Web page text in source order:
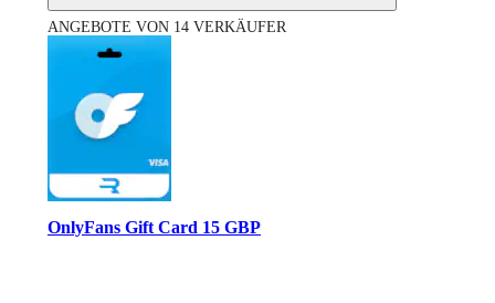
ANGEBOTE VON 14 VERKÄUFER
OnlyFans Gift Card 15 GBP